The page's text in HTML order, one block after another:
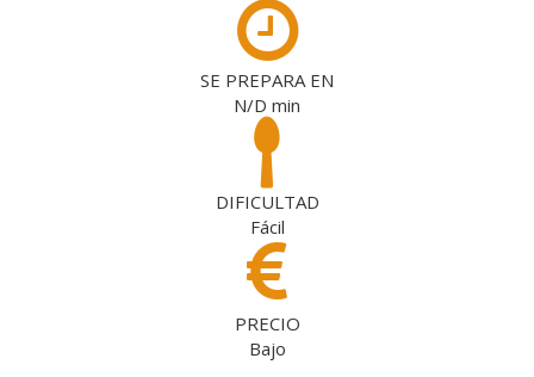
SE PREPARA EN
N/D min
DIFICULTAD
Fácil
PRECIO
Bajo